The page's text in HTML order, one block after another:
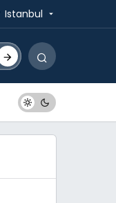
Istanbul